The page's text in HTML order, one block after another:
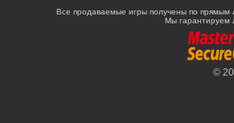
Все продаваемые игры получены по
Мы гарантируем
©